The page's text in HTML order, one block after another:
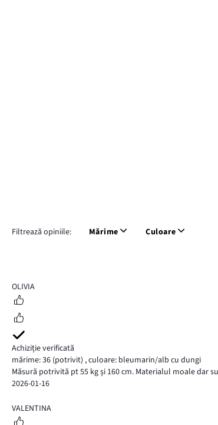
Filtrează opiniile: Mărime Culoare
3
OLIVIA
Achiziție verificată
mărime: 36 (potrivit) ,culoare: bleumarin/alb cu dungi
Măsură potrivită pt 55 kg și 160 cm. Materialul moale dar
2026-01-16
5
VALENTINA